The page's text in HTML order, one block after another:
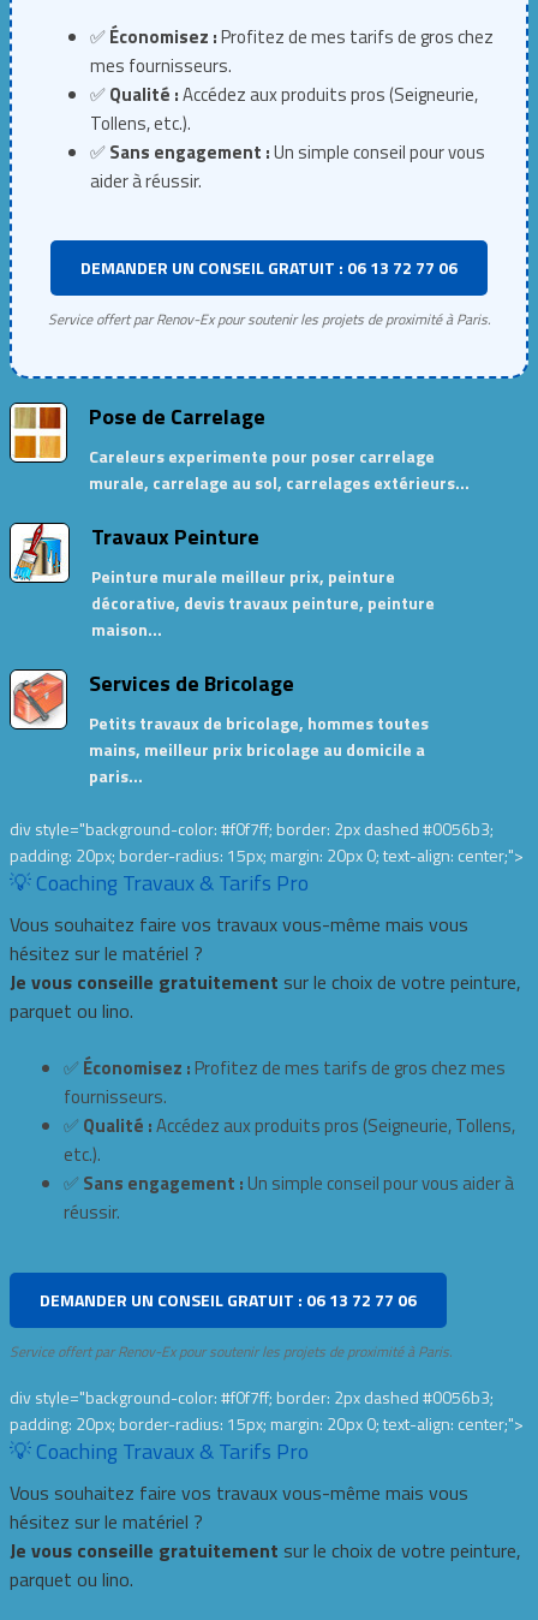
✅Économisez :Profitez de mes tarifs de gros chez
mes fournisseurs.
✅Qualité :Accédez aux produits pros (Seigneurie,
Tollens, etc.).
✅Sans engagement :Un simple conseil pour vous
aider à réussir.
DEMANDER UN CONSEIL GRATUIT : 06 13 72 77 06
Service offert par Renov-Ex pour soutenir les projets de proximité à Paris.
Pose de Carrelage
Careleurs experimente pour poser carrelage
murale, carrelage au sol, carrelages extérieurs…
Travaux Peinture
Peinture murale meilleur prix, peinture
décorative, devis travaux peinture, peinture
maison…
Services de Bricolage
Petits travaux de bricolage, hommes toutes
mains, meilleur prix bricolage au domicile a
paris…
div style="background-color: #f0f7ff; border: 2px dashed #0056b3;
padding: 20px; border-radius: 15px; margin: 20px 0; text-align: center;">
💡 Coaching Travaux & Tarifs Pro
Vous souhaitez faire vos travaux vous-même mais vous
hésitez sur le matériel ?
Je vous conseille gratuitement sur le choix de votre peinture,
parquet ou lino.
✅ Économisez : Profitez de mes tarifs de gros chez mes
fournisseurs.
✅ Qualité :Accédez aux produits pros (Seigneurie, Tollens,
etc.).
✅ Sans engagement : Un simple conseil pour vous aider à
réussir.
DEMANDER UN CONSEIL GRATUIT : 06 13 72 77 06
Service offert par Renov-Ex pour soutenir les projets de proximité à Paris.
div style="background-color: #f0f7ff; border: 2px dashed #0056b3;
padding: 20px; border-radius: 15px; margin: 20px 0; text-align: center;">
💡 Coaching Travaux & Tarifs Pro
Vous souhaitez faire vos travaux vous-même mais vous
hésitez sur le matériel ?
Je vous conseille gratuitement sur le choix de votre peinture,
parquet ou lino.